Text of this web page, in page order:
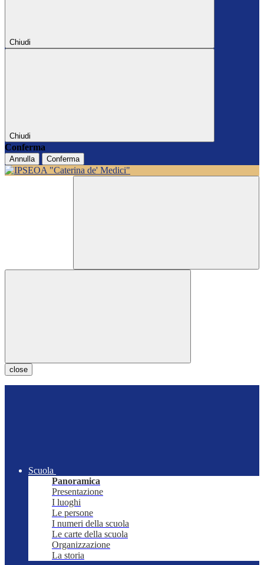
Chiudi
Chiudi
Conferma
Annulla Conferma
close
Scuola
Panoramica
Presentazione
I luoghi
Le persone
I numeri della scuola
Le carte della scuola
Organizzazione
La storia